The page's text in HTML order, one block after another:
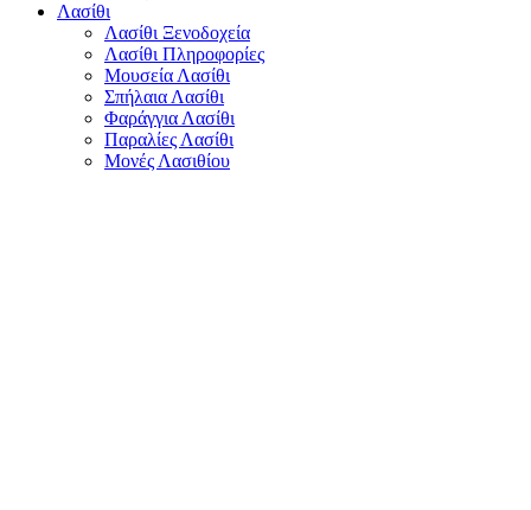
Λασίθι
Λασίθι Ξενοδοχεία
Λασίθι Πληροφορίες
Μουσεία Λασίθι
Σπήλαια Λασίθι
Φαράγγια Λασίθι
Παραλίες Λασίθι
Μονές Λασιθίου